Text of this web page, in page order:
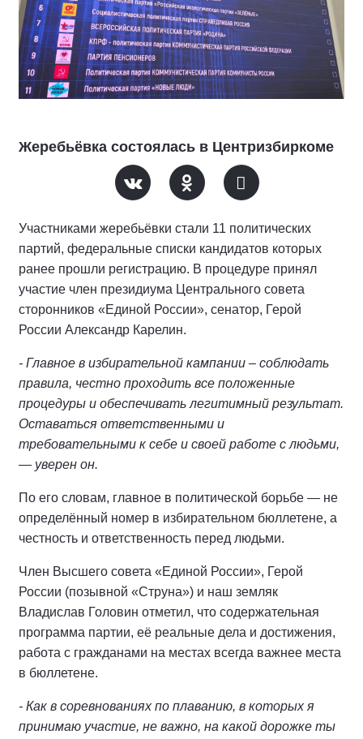
Жеребьёвка состоялась в Центризбиркоме
Участниками жеребьёвки стали 11 политических
партий, федеральные списки кандидатов которых
ранее прошли регистрацию. В процедуре принял
участие член президиума Центрального совета
сторонников «Единой России», сенатор, Герой
России Александр Карелин.
- Главное в избирательной кампании – соблюдать
правила, честно проходить все положенные
процедуры и обеспечивать легитимный результат.
Оставаться ответственными и
требовательными к себе и своей работе с людьми,
— уверен он.
По его словам, главное в политической борьбе — не
определённый номер в избирательном бюллетене, а
честность и ответственность перед людьми.
Член Высшего совета «Единой России», Герой
России (позывной «Струна») и наш земляк
Владислав Головин отметил, что содержательная
программа партии, её реальные дела и достижения,
работа с гражданами на местах всегда важнее места
в бюллетене.
- Как в соревнованиях по плаванию, в которых я
принимаю участие, не важно, на какой дорожке ты